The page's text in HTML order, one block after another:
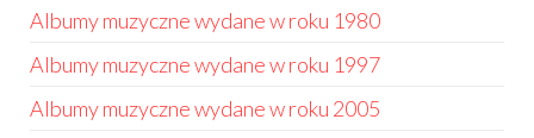
Albumy muzyczne wydane w roku 1980
Albumy muzyczne wydane w roku 1997
Albumy muzyczne wydane w roku 2005